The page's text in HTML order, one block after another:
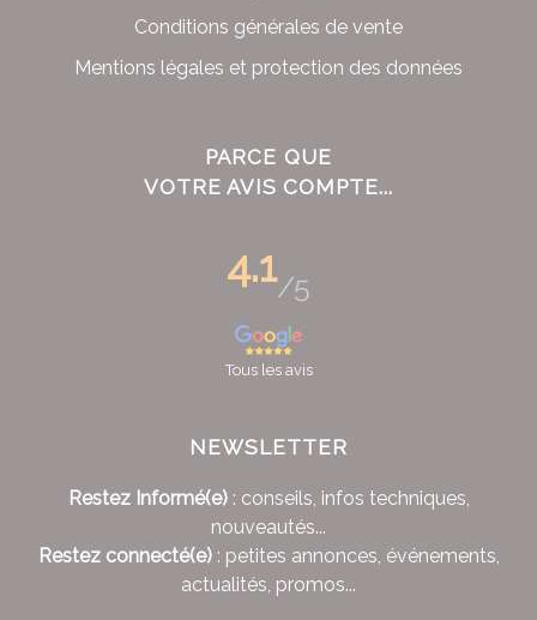
Conditions générales de vente
Mentions légales et protection des données
PARCE QUE
VOTRE AVIS COMPTE...
4.1/5
Tous les avis
NEWSLETTER
Restez Informé(e): conseils, infos techniques,
nouveautés...
Restez connecté(e): petites annonces, événements,
actualités, promos...